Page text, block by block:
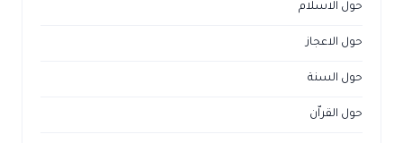
حول الاسلام
حول الاعجاز
حول السنة
حول القراّن